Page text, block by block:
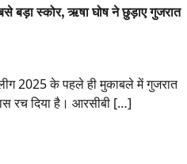
बड़ा स्कोर, ऋषा घोष ने छुड़ाए गुजरात
2025 के पहले ही मुकाबले में गुजरात
रच दिया है। आरसीबी […]